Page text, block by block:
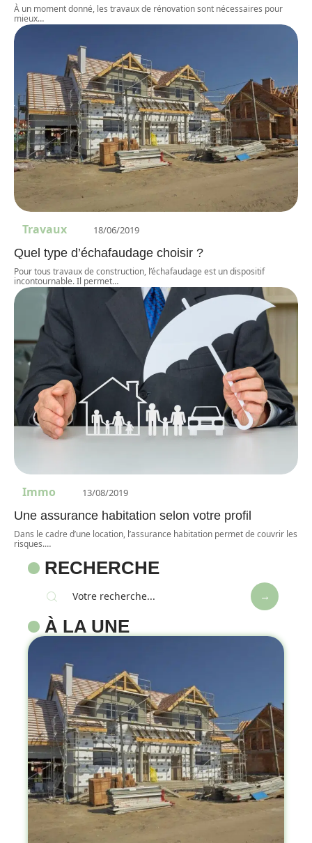
À un moment donné, les travaux de rénovation sont nécessaires pour
mieux…
Travaux 18/06/2019
Quel type d’échafaudage choisir ?
Pour tous travaux de construction, l’échafaudage est un dispositif
incontournable. Il permet…
Immo 13/08/2019
Une assurance habitation selon votre profil
Dans le cadre d’une location, l’assurance habitation permet de couvrir les
risques.…
RECHERCHE
À LA UNE